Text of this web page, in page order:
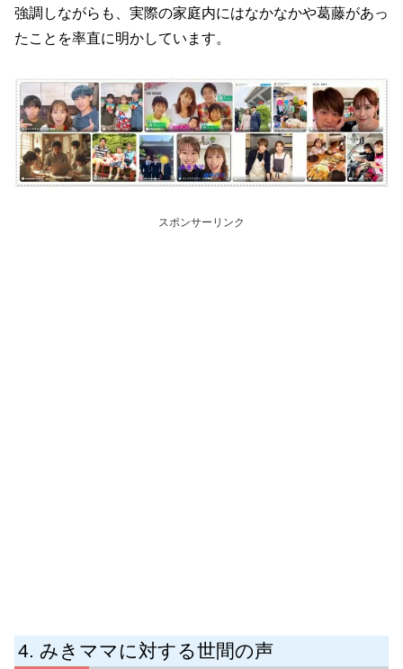
強調しながらも、実際の家庭内にはなかなかや葛藤があっ
たことを率直に明かしています。
スポンサーリンク
みきママに対する世間の声